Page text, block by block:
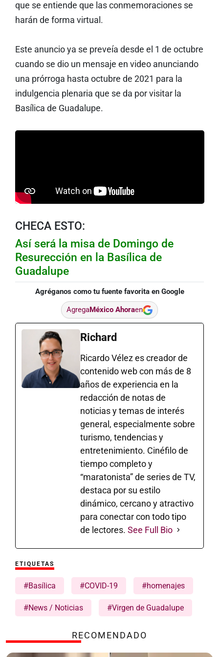
que se entiende que las conmemoraciones se
harán de forma virtual.
Este anuncio ya se preveía desde el 1 de octubre
cuando se dio un mensaje en video anunciando
una prórroga hasta octubre de 2021 para la
indulgencia plenaria que se da por visitar la
Basílica de Guadalupe.
CHECA ESTO:
Así será la misa de Domingo de
Resurección en la Basílica de
Guadalupe
Agréganos como tu fuente favorita en Google
AgregaMéxico Ahoraen
Richard
Ricardo Vélez es creador de
contenido web con más de 8
años de experiencia en la
redacción de notas de
noticias y temas de interés
general, especialmente sobre
turismo, tendencias y
entretenimiento. Cinéfilo de
tiempo completo y
“maratonista” de series de TV,
destaca por su estilo
dinámico, cercano y atractivo
para conectar con todo tipo
de lectores. See Full Bio
ETIQUETAS
#Basílica #COVID-19 #homenajes
#News / Noticias #Virgen de Guadalupe
RECOMENDADO